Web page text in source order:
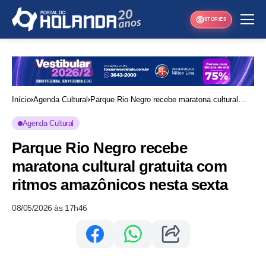
STORIES
Início Agenda Cultural Parque Rio Negro recebe maratona cultural
Agenda Cultural
Parque Rio Negro recebe
maratona cultural gratuita com
ritmos amazônicos nesta sexta
08/05/2026 às 17h46